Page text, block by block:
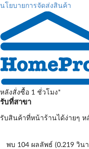
นโยบายการจัดส่งสินค้า
หลังสั่งซื้อ 1 ชั่วโมง*
รับที่สาขา
รับสินค้าที่หน้าร้านได้ง่ายๆ ห
พบ 104 ผลลัพธ์ (0.219 วิน